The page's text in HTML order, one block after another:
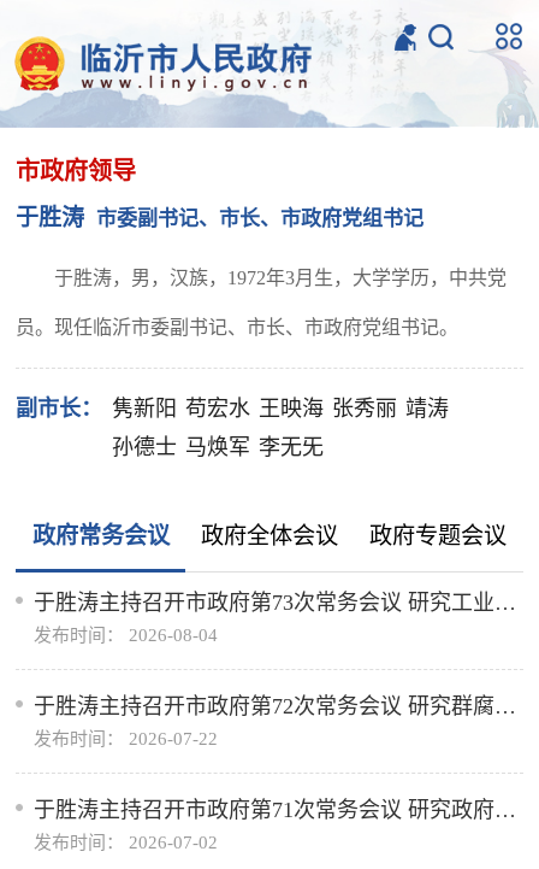
市政府领导
于胜涛 市委副书记、市长、市政府党组书记
于胜涛，男，汉族，1972年3月生，大学学历，中共党
员。现任临沂市委副书记、市长、市政府党组书记。
副市长： 隽新阳 苟宏水 王映海 张秀丽 靖涛
孙德士 马焕军 李无旡
政府常务会议 政府全体会议 政府专题会议
于胜涛主持召开市政府第73次常务会议 研究工业园
区专业化标准化打造、电动重卡充换电基础设施建
设等工作
发布时间： 2026-08-04
于胜涛主持召开市政府第72次常务会议 研究群腐集
中整治、经济运行等工作
发布时间： 2026-07-22
于胜涛主持召开市政府第71次常务会议 研究政府投
资基金管理及建立完善长期护理保险制度等工作
发布时间： 2026-07-02